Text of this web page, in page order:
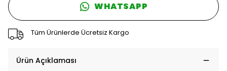
WHATSAPP
Tüm Ürünlerde Ücretsiz Kargo
Ürün Açıklaması